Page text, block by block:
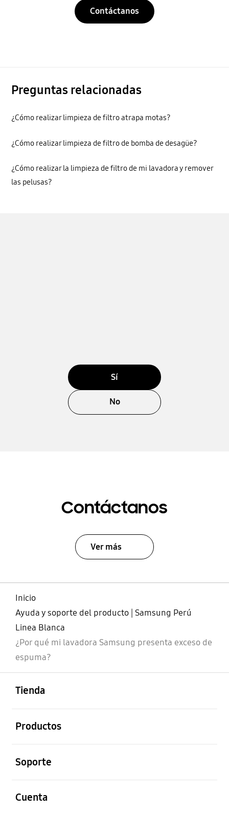
Contáctanos
Preguntas relacionadas
¿Cómo realizar limpieza de filtro atrapa motas?
¿Cómo realizar limpieza de filtro de bomba de desagüe?
¿Cómo realizar la limpieza de filtro de mi lavadora y remover
las pelusas?
Sí
No
Contáctanos
Ver más
Inicio
Ayuda y soporte del producto | Samsung Perú
Linea Blanca
¿Por qué mi lavadora Samsung presenta exceso de
espuma?
Tienda
Productos
Soporte
Cuenta